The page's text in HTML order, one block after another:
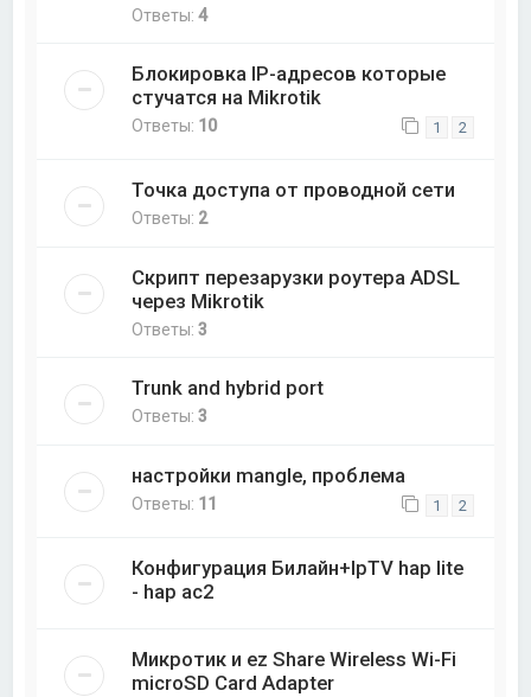
Ответы:4
Блокировка IP-адресов которые
стучатся на Mikrotik
Ответы: 10 1 2
Точка доступа от проводной сети
Ответы: 2
Скрипт перезарузки роутера ADSL
через Mikrotik
Ответы:3
Trunk and hybrid port
Ответы:3
настройки mangle, проблема
Ответы: 11 1 2
Конфигурация Билайн+IpTV hap lite
- hap ac2
Микротик и ez Share Wireless Wi-Fi
microSD Card Adapter